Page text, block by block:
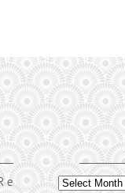
e Archives